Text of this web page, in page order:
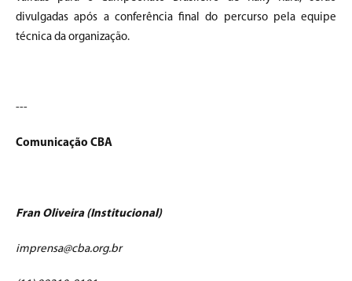
divulgadas após a conferência final do percurso pela equipe
técnica da organização.
---
Comunicação CBA
Fran Oliveira (Institucional)
imprensa@cba.org.br